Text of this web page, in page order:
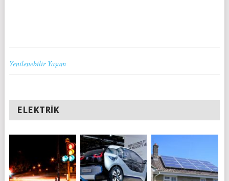
Yenilenebilir Yaşam
ELEKTRIK